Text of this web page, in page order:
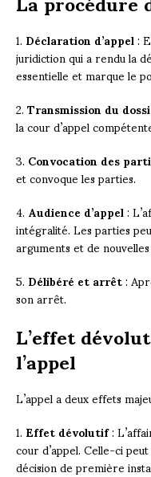
1.Déclaration d’appel:
juridiction qui a rendu la
essentielle et marque le
2.Transmission du
la cour d’appel
3.Convocation des
et convoque les parties.
4.Audience d’appel:
intégralité. Les parties
arguments et de
5.Délibéré et arrêt:
son arrêt.
L’effet
l’appel
L’appel a deux effets
1.Effet dévolutif:
cour d’appel. Celle-ci
décision de première